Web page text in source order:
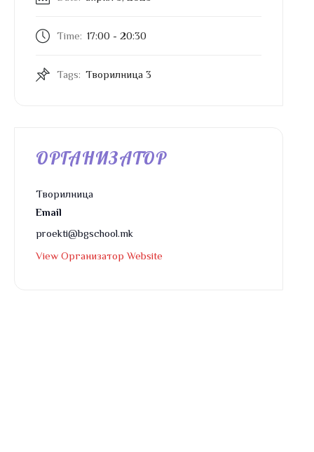
Time: 17:00 - 20:30
Tags: Творилница 3
ОРГАНИЗАТОР
Творилница
Email
proekti@bgschool.mk
View Организатор Website